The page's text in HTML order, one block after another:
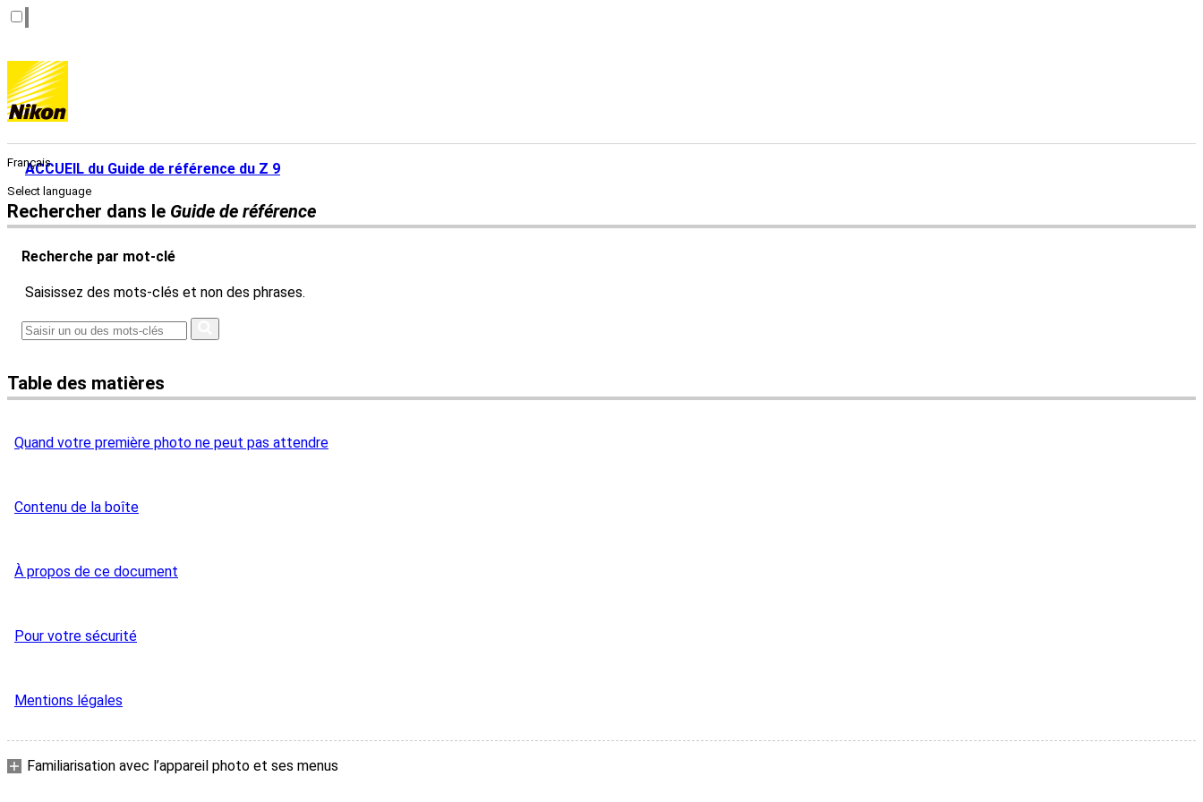
Français
Select language
ACCUEIL du Guide de référence du Z 9
Rechercher dans le Guide de référence
Recherche par mot-clé
Saisissez des mots-clés et non des phrases.
Table des matières
Quand votre première photo ne peut pas attendre
Contenu de la boîte
À propos de ce document
Pour votre sécurité
Mentions légales
Familiarisation avec l’appareil photo et ses menus